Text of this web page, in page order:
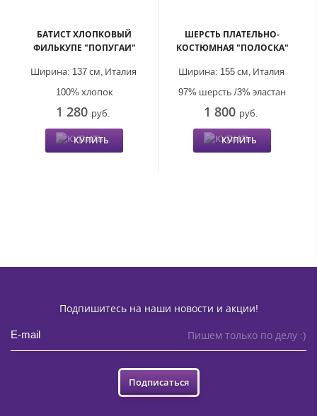
БАТИСТ ХЛОПКОВЫЙ
ФИЛЬКУПЕ "ПОПУГАИ"
Италия
Ширина: 137 см,
100% хлопок
1 280 руб.
КУПИТЬ
ШЕРСТЬ ПЛАТЕЛЬНО-
КОСТЮМНАЯ "ПОЛОСКА"
Италия
Ширина: 155 см,
97% шерсть /3% эластан
1 800 руб.
КУПИТЬ
Подпишитесь на наши новости и акции!
Пишем только по делу :)
Подписаться